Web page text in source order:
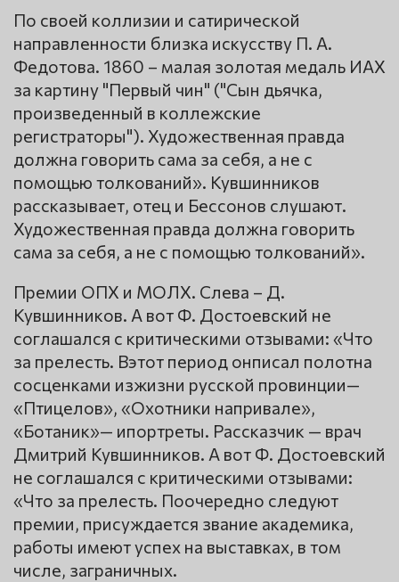
По своей коллизии и сатирической
направленности близка искусству П. А.
Федотова. 1860 – малая золотая медаль ИАХ
за картину "Первый чин" ("Сын дьячка,
произведенный в коллежские
регистраторы"). Художественная правда
должна говорить сама за себя, а не с
помощью толкований». Кувшинников
рассказывает, отец и Бессонов слушают.
Художественная правда должна говорить
сама за себя, а не с помощью толкований».
Премии ОПХ и МОЛХ. Слева – Д.
Кувшинников. А вот Ф. Достоевский не
соглашался с критическими отзывами: «Что
за прелесть. Вэтот период онписал полотна
сосценками изжизни русской провинции—
«Птицелов», «Охотники напривале»,
«Ботаник»— ипортреты. Рассказчик — врач
Дмитрий Кувшинников. А вот Ф. Достоевский
не соглашался с критическими отзывами:
«Что за прелесть. Поочередно следуют
премии, присуждается звание академика,
работы имеют успех на выставках, в том
числе, заграничных.